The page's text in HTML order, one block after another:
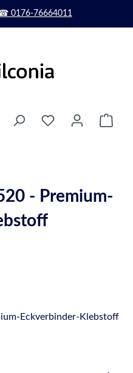
0176-76664011
- Premium-